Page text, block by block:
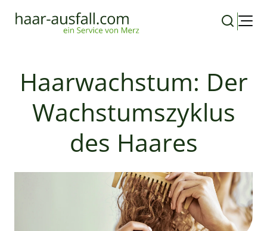
Haarwachstum: Der
Wachstumszyklus
des Haares